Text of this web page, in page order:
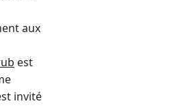
aux
est
invité